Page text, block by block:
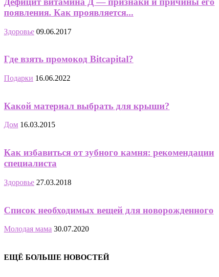
появления. Как проявляется...
Здоровье 09.06.2017
Где взять промокод Bitcapital?
Подарки 16.06.2022
Какой материал выбрать для крыши?
Дом 16.03.2015
Как избавиться от зубного камня: рекомендации
специалиста
Здоровье 27.03.2018
Список необходимых вещей для новорожденного
Молодая мама 30.07.2020
ЕЩЁ БОЛЬШЕ НОВОСТЕЙ